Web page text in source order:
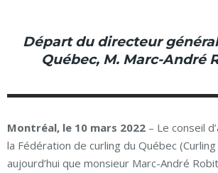
Départ du directeur
Québec, M. Marc-André
Montréal, le 10 mars 2022 – Le conseil
la Fédération de curling du Québec
aujourd’hui que monsieur Marc-André